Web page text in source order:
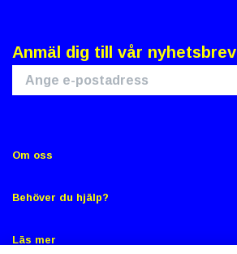
Anmäl dig till vår nyhetsbrev
Om oss
Behöver du hjälp?
Läs mer